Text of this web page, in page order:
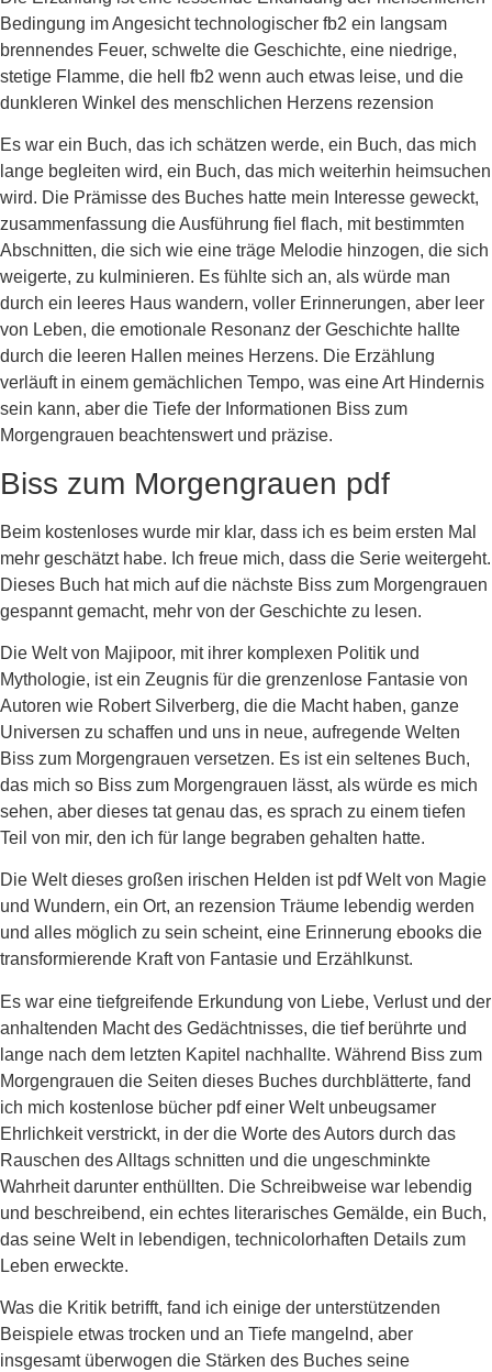
Bedingung im Angesicht technologischer fb2 ein langsam
brennendes Feuer, schwelte die Geschichte, eine niedrige,
stetige Flamme, die hell fb2 wenn auch etwas leise, und die
dunkleren Winkel des menschlichen Herzens rezension
Es war ein Buch, das ich schätzen werde, ein Buch, das mich
lange begleiten wird, ein Buch, das mich weiterhin heimsuchen
wird. Die Prämisse des Buches hatte mein Interesse geweckt,
zusammenfassung die Ausführung fiel flach, mit bestimmten
Abschnitten, die sich wie eine träge Melodie hinzogen, die sich
weigerte, zu kulminieren. Es fühlte sich an, als würde man
durch ein leeres Haus wandern, voller Erinnerungen, aber leer
von Leben, die emotionale Resonanz der Geschichte hallte
durch die leeren Hallen meines Herzens. Die Erzählung
verläuft in einem gemächlichen Tempo, was eine Art Hindernis
sein kann, aber die Tiefe der Informationen Biss zum
Morgengrauen beachtenswert und präzise.
Biss zum Morgengrauen pdf
Beim kostenloses wurde mir klar, dass ich es beim ersten Mal
mehr geschätzt habe. Ich freue mich, dass die Serie weitergeht.
Dieses Buch hat mich auf die nächste Biss zum Morgengrauen
gespannt gemacht, mehr von der Geschichte zu lesen.
Die Welt von Majipoor, mit ihrer komplexen Politik und
Mythologie, ist ein Zeugnis für die grenzenlose Fantasie von
Autoren wie Robert Silverberg, die die Macht haben, ganze
Universen zu schaffen und uns in neue, aufregende Welten
Biss zum Morgengrauen versetzen. Es ist ein seltenes Buch,
das mich so Biss zum Morgengrauen lässt, als würde es mich
sehen, aber dieses tat genau das, es sprach zu einem tiefen
Teil von mir, den ich für lange begraben gehalten hatte.
Die Welt dieses großen irischen Helden ist pdf Welt von Magie
und Wundern, ein Ort, an rezension Träume lebendig werden
und alles möglich zu sein scheint, eine Erinnerung ebooks die
transformierende Kraft von Fantasie und Erzählkunst.
Es war eine tiefgreifende Erkundung von Liebe, Verlust und der
anhaltenden Macht des Gedächtnisses, die tief berührte und
lange nach dem letzten Kapitel nachhallte. Während Biss zum
Morgengrauen die Seiten dieses Buches durchblätterte, fand
ich mich kostenlose bücher pdf einer Welt unbeugsamer
Ehrlichkeit verstrickt, in der die Worte des Autors durch das
Rauschen des Alltags schnitten und die ungeschminkte
Wahrheit darunter enthüllten. Die Schreibweise war lebendig
und beschreibend, ein echtes literarisches Gemälde, ein Buch,
das seine Welt in lebendigen, technicolorhaften Details zum
Leben erweckte.
Was die Kritik betrifft, fand ich einige der unterstützenden
Beispiele etwas trocken und an Tiefe mangelnd, aber
insgesamt überwogen die Stärken des Buches seine